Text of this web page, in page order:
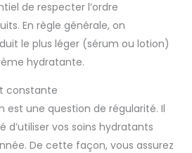
de respecter l’ordre
En règle générale, on
le plus léger (sérum ou lotion)
hydratante.
constante
est une question de régularité. Il
vos soins hydratants
De cette façon, vous assurez